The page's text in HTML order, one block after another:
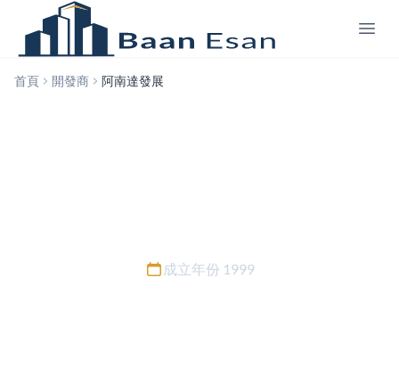
首頁 開發商 阿南達發展
成立年份 1999